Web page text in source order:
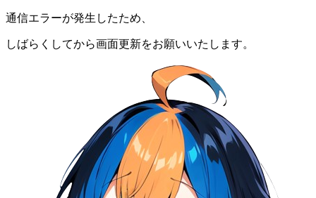
通信エラーが発生したため、
しばらくしてから画面更新をお願いいたします。